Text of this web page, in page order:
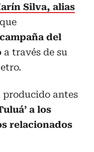
Silva, alias
campaña del
a través de su
producido antes
a los
relacionados